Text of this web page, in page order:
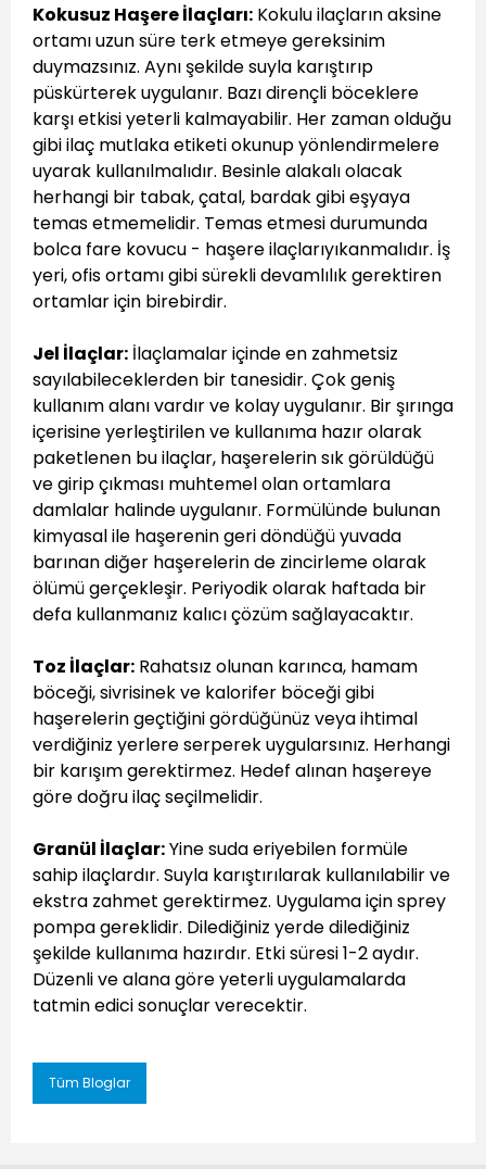
Kokusuz Haşere İlaçları: Kokulu ilaçların aksine
ortamı uzun süre terk etmeye gereksinim
duymazsınız. Aynı şekilde suyla karıştırıp
püskürterek uygulanır. Bazı dirençli böceklere
karşı etkisi yeterli kalmayabilir. Her zaman olduğu
gibi ilaç mutlaka etiketi okunup yönlendirmelere
uyarak kullanılmalıdır. Besinle alakalı olacak
herhangi bir tabak, çatal, bardak gibi eşyaya
temas etmemelidir. Temas etmesi durumunda
bolca fare kovucu - haşere ilaçlarıyıkanmalıdır. İş
yeri, ofis ortamı gibi sürekli devamlılık gerektiren
ortamlar için birebirdir.
Jel İlaçlar: İlaçlamalar içinde en zahmetsiz
sayılabileceklerden bir tanesidir. Çok geniş
kullanım alanı vardır ve kolay uygulanır. Bir şırınga
içerisine yerleştirilen ve kullanıma hazır olarak
paketlenen bu ilaçlar, haşerelerin sık görüldüğü
ve girip çıkması muhtemel olan ortamlara
damlalar halinde uygulanır. Formülünde bulunan
kimyasal ile haşerenin geri döndüğü yuvada
barınan diğer haşerelerin de zincirleme olarak
ölümü gerçekleşir. Periyodik olarak haftada bir
defa kullanmanız kalıcı çözüm sağlayacaktır.
Toz İlaçlar: Rahatsız olunan karınca, hamam
böceği, sivrisinek ve kalorifer böceği gibi
haşerelerin geçtiğini gördüğünüz veya ihtimal
verdiğiniz yerlere serperek uygularsınız. Herhangi
bir karışım gerektirmez. Hedef alınan haşereye
göre doğru ilaç seçilmelidir.
Granül İlaçlar:Yine suda eriyebilen formüle
sahip ilaçlardır. Suyla karıştırılarak kullanılabilir ve
ekstra zahmet gerektirmez. Uygulama için sprey
pompa gereklidir. Dilediğiniz yerde dilediğiniz
şekilde kullanıma hazırdır. Etki süresi 1-2 aydır.
Düzenli ve alana göre yeterli uygulamalarda
tatmin edici sonuçlar verecektir.
Tüm Bloglar